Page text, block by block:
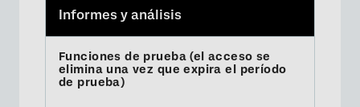
Informes y análisis